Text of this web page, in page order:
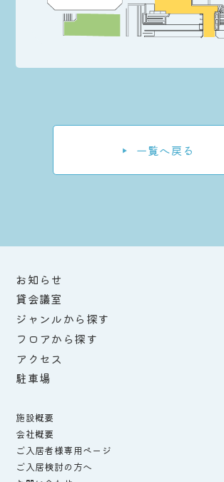
一覧へ戻る
お知らせ
貸会議室
ジャンルから探す
フロアから探す
アクセス
駐車場
施設概要
会社概要
ご入居者様専用ページ
ご入居検討の方へ